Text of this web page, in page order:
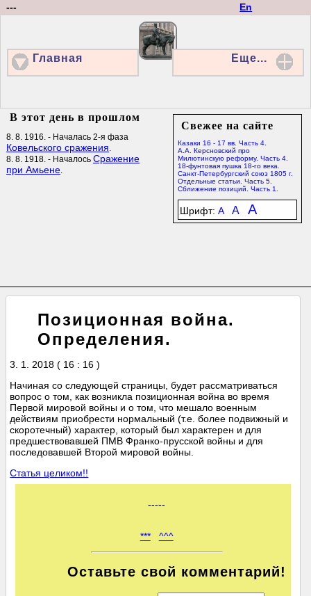
En
---
Главная Еще...
Свежее на сайте
Казаки 16 - 17 вв. Часть 4.
А.А. Керсновский про
Милютинскую реформу. Часть 4.
18-фунтовая пушка 18-го века.
Санкт-Петербургский союз 1805 г.
Отдельные статьи. Часть 5.
Сближение позиций. Часть 1.
Шрифт: A A A
В этот день в прошлом
8. 8. 1916. - Началась 2-я фаза
Ковельского сражения.
8. 8. 1918. - Началось Сражение
при Амьене.
Позиционная война.
Определения.
3. 1. 2018 ( 16 : 16 )
Начиная со следующей страницы, будет рассматриваться
вопрос о том, как возникла позиционная война во время
Первой мировой войны и о том, что мешало военным
действиям приобрести нормальный (т.е. более подвижный и
скоротечный) характер, который был характерен и для
предшествовавшей ПМВ Франко-прусской войны и для
последовавшей Второй мировой войны.
Статья целиком!!
-----
*** ^^^
Оставьте свой комментарий!